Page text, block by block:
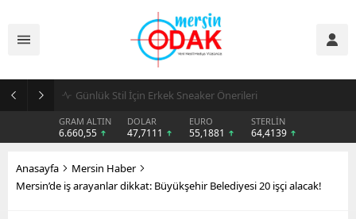
Günlük Stil İçin Erkek Sneaker Önerileri
GRAM ALTIN
6.660,55
DOLAR
47,7111
EURO
55,1881
STERLİN
64,4139
Anasayfa
Mersin Haber
Mersin’de iş arayanlar dikkat: Büyükşehir Belediyesi 20 işçi alacak!